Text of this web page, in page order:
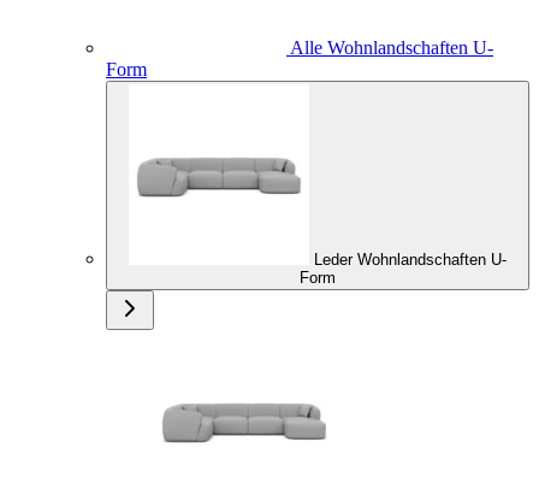
Alle Wohnlandschaften U-
Form
Leder Wohnlandschaften U-
Form